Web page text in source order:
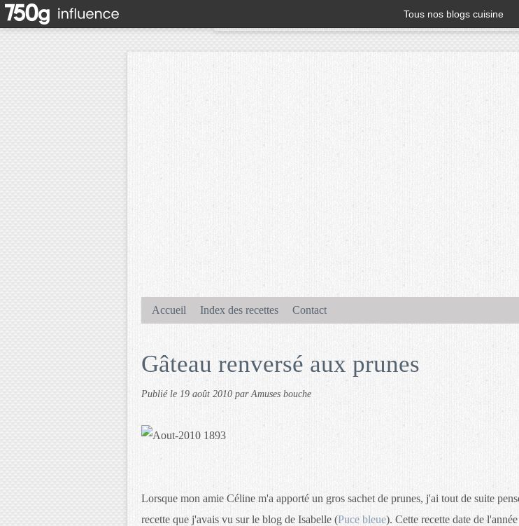
Tous nos blogs cuisine
Accueil Index des recettes Contact
Gâteau renversé aux prunes
Publié le 19 août 2010 par Amuses bouche
Lorsque mon amie Céline m'a apporté un gros sachet de prunes, j'ai tout de suite
recette que j'avais vu sur le blog de Isabelle (Puce bleue). Cette recette date de